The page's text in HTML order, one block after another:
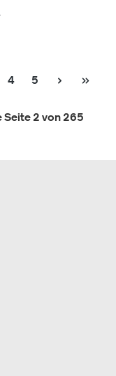
Seite
4 Seite
5
Seite 2 von 265